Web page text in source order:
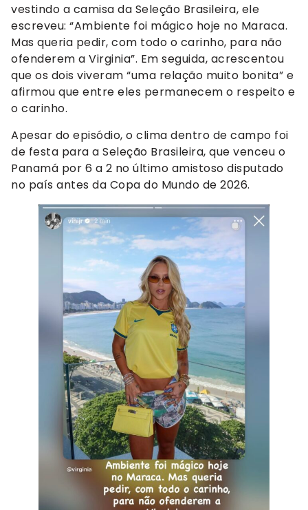
vestindo a camisa da Seleção Brasileira, ele
escreveu: “Ambiente foi mágico hoje no Maraca.
Mas queria pedir, com todo o carinho, para não
ofenderem a Virginia”. Em seguida, acrescentou
que os dois viveram “uma relação muito bonita” e
afirmou que entre eles permanecem o respeito e
o carinho.
Apesar do episódio, o clima dentro de campo foi
de festa para a Seleção Brasileira, que venceu o
Panamá por 6 a 2 no último amistoso disputado
no país antes da Copa do Mundo de 2026.